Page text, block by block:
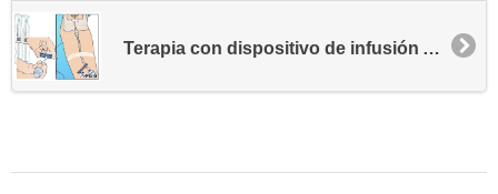
Terapia con dispositivo de infusión AccuFlo